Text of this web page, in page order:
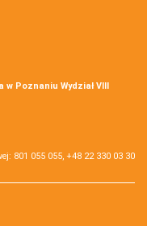
w Poznaniu Wydział VIII
801 055 055, +48 22 330 03 30